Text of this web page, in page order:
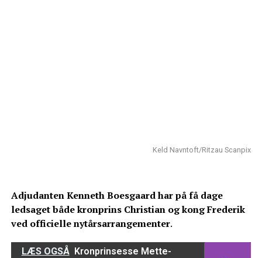
Keld Navntoft/Ritzau Scanpix
Adjudanten Kenneth Boesgaard har på få dage
ledsaget både kronprins Christian og kong Frederik
ved officielle nytårsarrangementer.
LÆS OGSÅ Kronprinsesse Mette-